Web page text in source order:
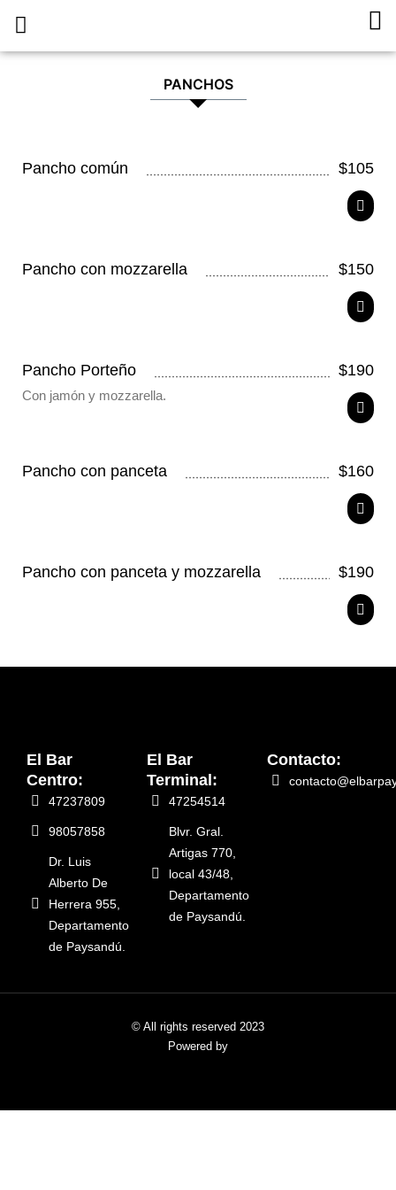
contenido
PANCHOS
Pancho común $105
Pancho con mozzarella $150
Pancho Porteño $190
Con jamón y mozzarella.
Pancho con panceta $160
Pancho con panceta y mozzarella $190
El Bar
Centro:
47237809
98057858
Dr. Luis
Alberto De
Herrera 955,
Departamento
de Paysandú.
El Bar
Terminal:
47254514
Blvr. Gral.
Artigas 770,
local 43/48,
Departamento
de Paysandú.
Contacto:
© All rights reserved 2023
Powered by